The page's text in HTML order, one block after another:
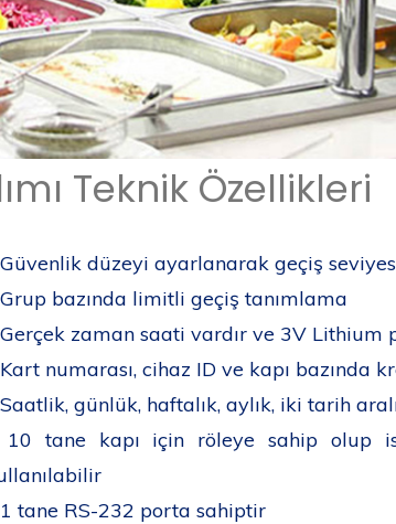
Teknik Özellikleri
düzeyi ayarlanarak geçiş
bazında limitli geçiş tanımlama
zaman saati vardır ve 3V
numarası, cihaz ID ve kapı bazında
günlük, haftalık, aylık, iki tarih
10 tane kapı için röleye sahip olup
tane RS-232 porta sahiptir